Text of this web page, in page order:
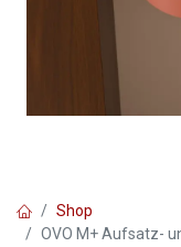
Shop
OVO M+ Aufsatz-